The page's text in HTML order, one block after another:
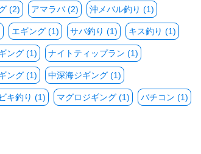
(2) アマラバ (2) 沖メバル釣り (1)
エギング (1) サバ釣り (1) キス釣り (1)
ング (1) ナイトティップラン (1)
ング (1) 中深海ジギング (1)
キ釣り (1) マグロジギング (1) バチコン (1)